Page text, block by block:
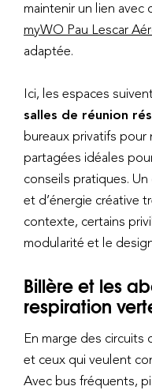
maintenir un lien
myWO Pau Lescar
adaptée.
Ici, les espaces
salles de réunion
bureaux privatifs
partagées idéales
conseils pratiques.
et d’énergie créative
contexte, certains
modularité et le
Billère et les
respiration
En marge des circuits
et ceux qui veulent
Avec bus fréquents,